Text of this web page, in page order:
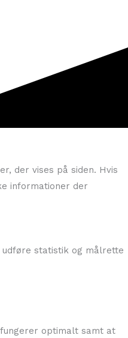
der vises på siden. Hvis
informationer der
udføre statistik og målrette
optimalt samt at